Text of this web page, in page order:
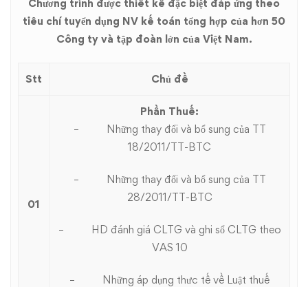
Chương trình được thiết kế đặc biệt đáp ứng theo
tiêu chí tuyển dụng NV kế toán tổng hợp của hơn 50
Công ty và tập đoàn lớn của Việt Nam.
Stt Chủ đề
01
Phần Thuế:
– Những thay đổi và bổ sung của TT
18/2011/TT-BTC
– Những thay đổi và bổ sung của TT
28/2011/TT-BTC
– HD đánh giá CLTG và ghi sổ CLTG theo
VAS 10
– Những áp dụng thưc tế về Luật thuế